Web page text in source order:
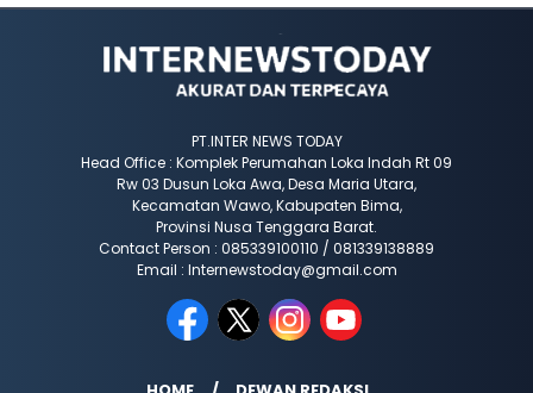
PT.INTER NEWS TODAY
Head Office : Komplek Perumahan Loka Indah Rt 09
Rw 03 Dusun Loka Awa, Desa Maria Utara,
Kecamatan Wawo, Kabupaten Bima,
Provinsi Nusa Tenggara Barat.
Contact Person : 085339100110 / 081339138889
Email : Internewstoday@gmail.com